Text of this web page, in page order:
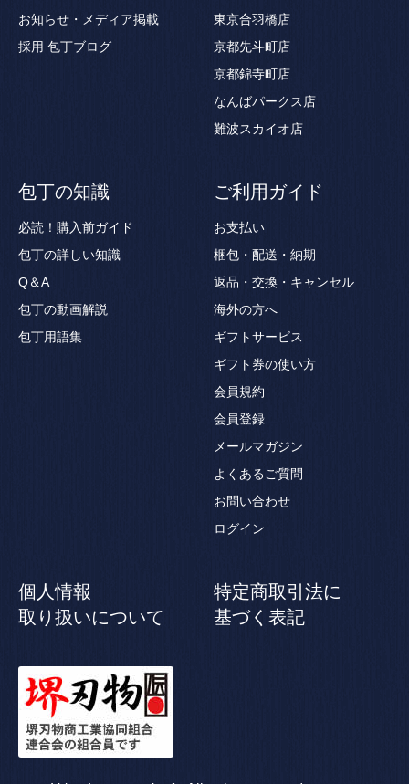
お知らせ・メディア掲載
採用 包丁ブログ
東京合羽橋店
京都先斗町店
京都錦寺町店
なんばパークス店
難波スカイオ店
包丁の知識
必読！購入前ガイド
包丁の詳しい知識
Q＆A
包丁の動画解説
包丁用語集
ご利用ガイド
お支払い
梱包・配送・納期
返品・交換・キャンセル
海外の方へ
ギフトサービス
ギフト券の使い方
会員規約
会員登録
メールマガジン
よくあるご質問
お問い合わせ
ログイン
個人情報
取り扱いについて
特定商取引法に
基づく表記